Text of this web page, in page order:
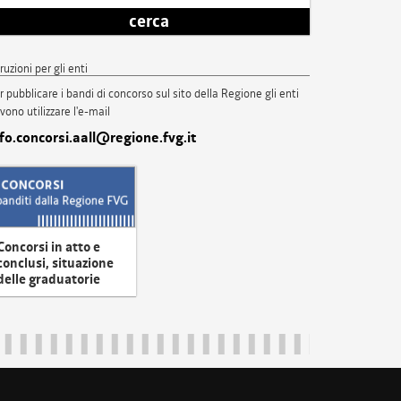
cerca
per gli enti
pubblicare i bandi di concorso sul sito della Regione gli enti
utilizzare l'e-mail
in atto e
situazione
graduatorie